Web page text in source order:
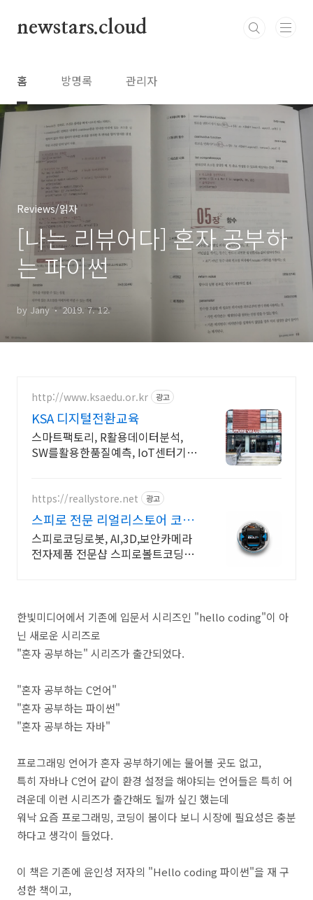
newstars.cloud
홈 방명록 관리자
Reviews/읽자
[나는 리뷰어다] 혼자 공부하
는 파이썬
by Jany 2019. 7. 12.
http://www.ksaedu.or.kr 광고
KSA 디지털전환교육
스마트팩토리, R활용데이터분석,
SW를활용한품질예측, IoT센터기
https://reallystore.net 광고
스피로 전문 리얼리스토어 코딩
교육을 쉽고 재밌게
스피로코딩로봇, AI,3D,보안카메라
전자제품 전문샵 스피로볼트코딩로
한빛미디어에서 기존에 입문서 시리즈인 "hello coding"이 아
닌 새로운 시리즈로
"혼자 공부하는" 시리즈가 출간되었다.
"혼자 공부하는 C언어"
"혼자 공부하는 파이썬"
"혼자 공부하는 자바"
프로그래밍 언어가 혼자 공부하기에는 물어볼 곳도 없고,
특히 자바나 C언어 같이 환경 설정을 해야되는 언어들은 특히 어
려운데 이런 시리즈가 출간해도 될까 싶긴 했는데
워낙 요즘 프로그래밍, 코딩이 붐이다 보니 시장에 필요성은 충분
하다고 생각이 들었다.
이 책은 기존에 윤인성 저자의 "Hello coding 파이썬"을 재 구
성한 책이고,